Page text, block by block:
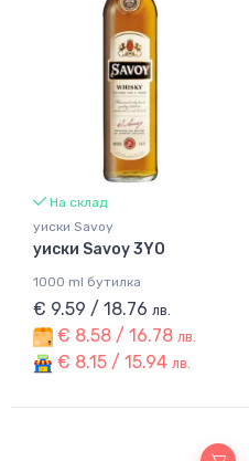
На склад
уиски Savoy
уиски Savoy 3YO
1000 ml бутилка
€ 9.59 / 18.76 лв.
€ 8.58 / 16.78 лв.
€ 8.15 / 15.94 лв.